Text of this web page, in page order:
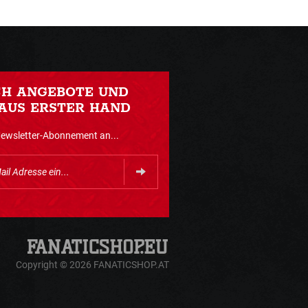
ANGEBOTE UND
ERSTER HAND
Abonnement an...
Copyright © 2026 FANATICSHOP.AT